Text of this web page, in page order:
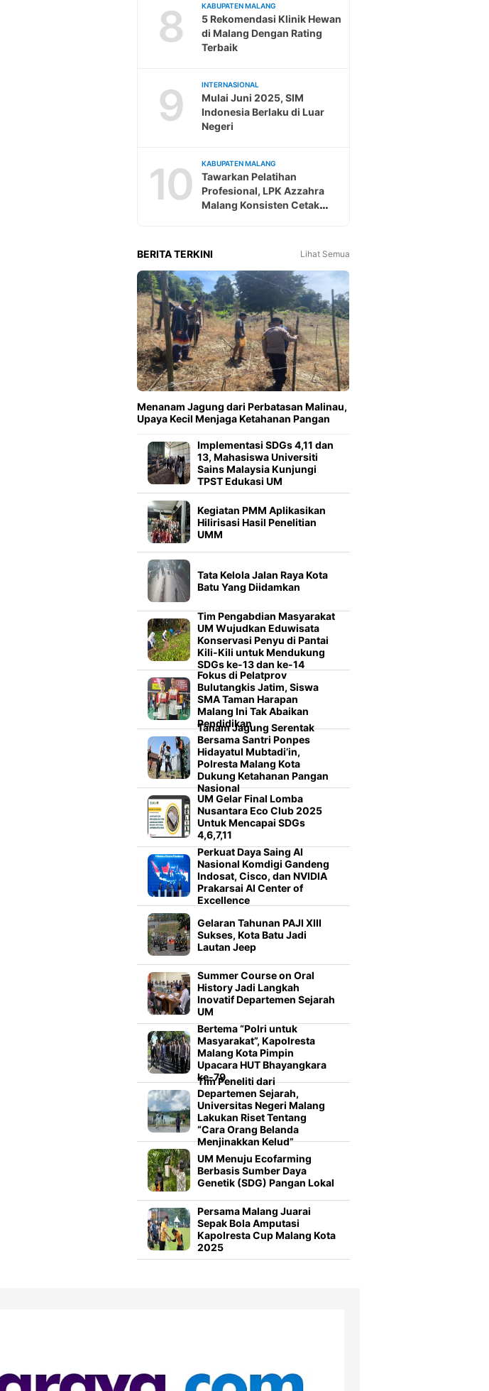
8 KABUPATEN MALANG
5 Rekomendasi Klinik Hewan
di Malang Dengan Rating
Terbaik
9 INTERNASIONAL
Mulai Juni 2025, SIM
Indonesia Berlaku di Luar
Negeri
10 KABUPATEN MALANG
Tawarkan Pelatihan
Profesional, LPK Azzahra
Malang Konsisten Cetak
BERITA TERKINI Lihat Semua
Menanam Jagung dari Perbatasan Malinau,
Upaya Kecil Menjaga Ketahanan Pangan
Implementasi SDGs 4,11 dan
13, Mahasiswa Universiti
Sains Malaysia Kunjungi
TPST Edukasi UM
Kegiatan PMM Aplikasikan
Hilirisasi Hasil Penelitian
UMM
Tata Kelola Jalan Raya Kota
Batu Yang Diidamkan
Tim Pengabdian Masyarakat
UM Wujudkan Eduwisata
Konservasi Penyu di Pantai
Kili-Kili untuk Mendukung
SDGs ke-13 dan ke-14
Fokus di Pelatprov
Bulutangkis Jatim, Siswa
SMA Taman Harapan
Malang Ini Tak Abaikan
Pendidikan
Tanam Jagung Serentak
Bersama Santri Ponpes
Hidayatul Mubtadi’in,
Polresta Malang Kota
Dukung Ketahanan Pangan
Nasional
UM Gelar Final Lomba
Nusantara Eco Club 2025
Untuk Mencapai SDGs
4,6,7,11
Perkuat Daya Saing AI
Nasional Komdigi Gandeng
Indosat, Cisco, dan NVIDIA
Prakarsai AI Center of
Excellence
Gelaran Tahunan PAJI XIII
Sukses, Kota Batu Jadi
Lautan Jeep
Summer Course on Oral
History Jadi Langkah
Inovatif Departemen Sejarah
UM
Bertema “Polri untuk
Masyarakat”, Kapolresta
Malang Kota Pimpin
Upacara HUT Bhayangkara
ke-79
Tim Peneliti dari
Departemen Sejarah,
Universitas Negeri Malang
Lakukan Riset Tentang
“Cara Orang Belanda
Menjinakkan Kelud”
UM Menuju Ecofarming
Berbasis Sumber Daya
Genetik (SDG) Pangan Lokal
Persama Malang Juarai
Sepak Bola Amputasi
Kapolresta Cup Malang Kota
2025